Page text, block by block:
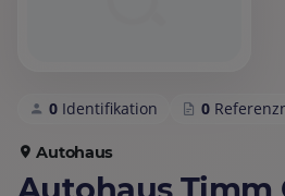
0 Identifikation 0
Autohaus